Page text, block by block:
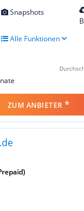
Snapshots
Alle Funktionen
ZUM ANBIETER *